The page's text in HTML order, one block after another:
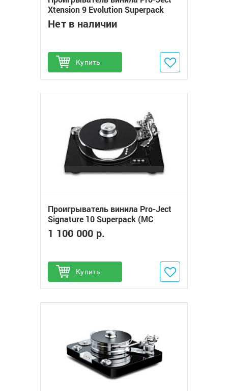
Xtension 9 Evolution Superpack
(Pick It DS2 MC)
Нет в наличии
Купить
Добавить в избранное
Проигрыватель винила Pro-Ject
Signature 10 Superpack (MC
Cadenza Black)
1 100 000 р.
Купить
Добавить в избранное